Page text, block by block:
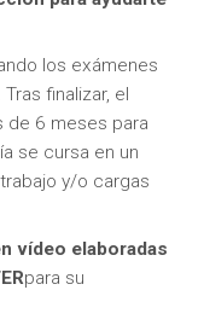
los exámenes
finalizar, el
de 6 meses para
se cursa en un
y/o cargas
vídeo elaboradas
para su